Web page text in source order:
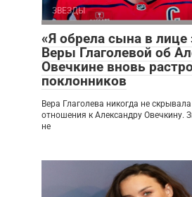
ЗВЕЗДЫ
«Я обрела сына в лице
Веры Глаголевой об
Овечкине вновь
поклонников
Вера Глаголева никогда не
отношения к Александру Овечкину.
не